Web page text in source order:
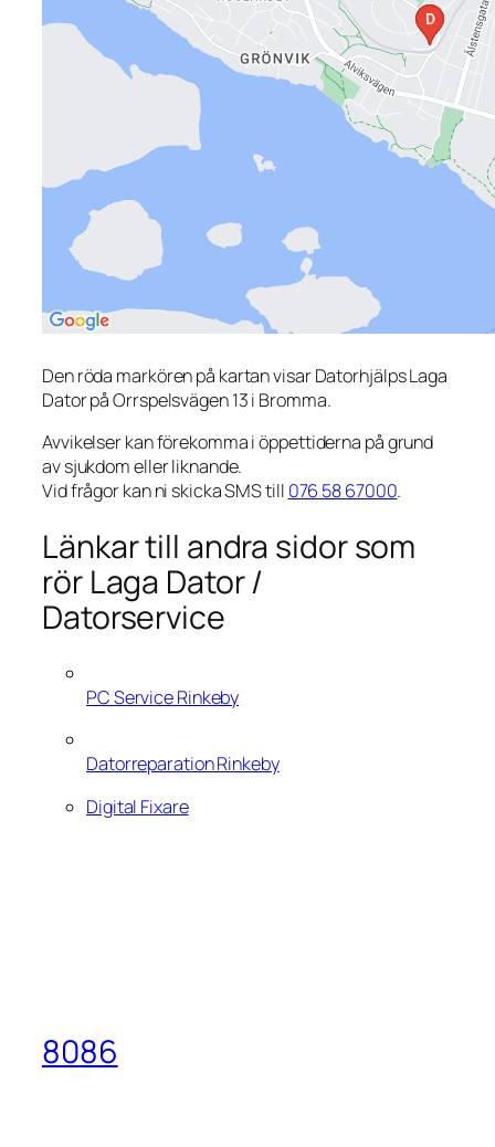
Den röda markören på kartan visar Datorhjälps Laga
Dator på Orrspelsvägen 13 i Bromma.
Avvikelser kan förekomma i öppettiderna på grund
av sjukdom eller liknande.
Vid frågor kan ni skicka SMS till 076 58 67000.
Länkar till andra sidor som
rör Laga Dator /
Datorservice
PC Service Rinkeby
Datorreparation Rinkeby
Digital Fixare
8086